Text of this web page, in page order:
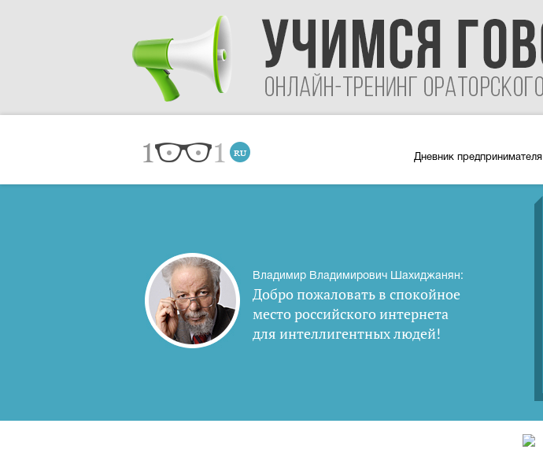
Дневник предпринимателя
Владимир Владимирович Шахиджанян:
Добро пожаловать в спокойное
место российского интернета
для интеллигентных людей!